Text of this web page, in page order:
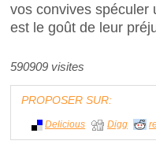
vos convives spéculer
est le goût de leur
590909 visites
PROPOSER SUR:
Delicious Digg